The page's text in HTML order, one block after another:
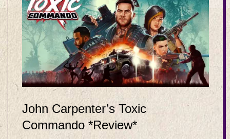
John Carpenter’s Toxic
Commando *Review*